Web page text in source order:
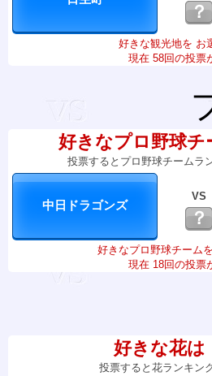
？
好きな観光地を お
現在 58回の投票
好きなプロ野球チ
投票するとプロ野球チームラ
VS
？
好きなプロ野球チーム
現在 18回の投票
好きな花は
投票すると花ランキン